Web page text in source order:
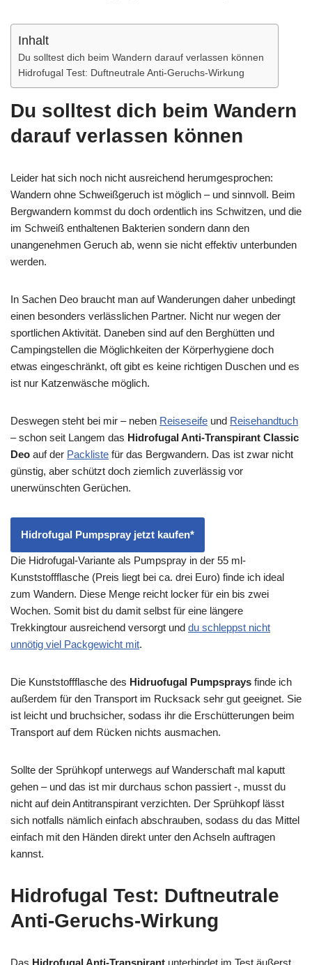
Inhalt
Du solltest dich beim Wandern darauf verlassen können
Hidrofugal Test: Duftneutrale Anti-Geruchs-Wirkung
Du solltest dich beim Wandern
darauf verlassen können
Leider hat sich noch nicht ausreichend herumgesprochen:
Wandern ohne Schweißgeruch ist möglich – und sinnvoll. Beim
Bergwandern kommst du doch ordentlich ins Schwitzen, und die
im Schweiß enthaltenen Bakterien sondern dann den
unangenehmen Geruch ab, wenn sie nicht effektiv unterbunden
werden.
In Sachen Deo braucht man auf Wanderungen daher unbedingt
einen besonders verlässlichen Partner. Nicht nur wegen der
sportlichen Aktivität. Daneben sind auf den Berghütten und
Campingstellen die Möglichkeiten der Körperhygiene doch
etwas eingeschränkt, oft gibt es keine richtigen Duschen und es
ist nur Katzenwäsche möglich.
Deswegen steht bei mir – neben Reiseseife und Reisehandtuch
– schon seit Langem das Hidrofugal Anti-Transpirant Classic
Deo auf der Packliste für das Bergwandern. Das ist zwar nicht
günstig, aber schützt doch ziemlich zuverlässig vor
unerwünschten Gerüchen.
Hidrofugal Pumpspray jetzt kaufen*
Die Hidrofugal-Variante als Pumpspray in der 55 ml-
Kunststoffflasche (Preis liegt bei ca. drei Euro) finde ich ideal
zum Wandern. Diese Menge reicht locker für ein bis zwei
Wochen. Somit bist du damit selbst für eine längere
Trekkingtour ausreichend versorgt und du schleppst nicht
unnötig viel Packgewicht mit.
Die Kunststoffflasche des Hidruofugal Pumpsprays finde ich
außerdem für den Transport im Rucksack sehr gut geeignet. Sie
ist leicht und bruchsicher, sodass ihr die Erschütterungen beim
Transport auf dem Rücken nichts ausmachen.
Sollte der Sprühkopf unterwegs auf Wanderschaft mal kaputt
gehen – und das ist mir durchaus schon passiert -, musst du
nicht auf dein Antitranspirant verzichten. Der Sprühkopf lässt
sich notfalls nämlich einfach abschrauben, sodass du das Mittel
einfach mit den Händen direkt unter den Achseln auftragen
kannst.
Hidrofugal Test: Duftneutrale
Anti-Geruchs-Wirkung
Das Hidrofugal Anti-Transpirant unterbindet im Test äußerst